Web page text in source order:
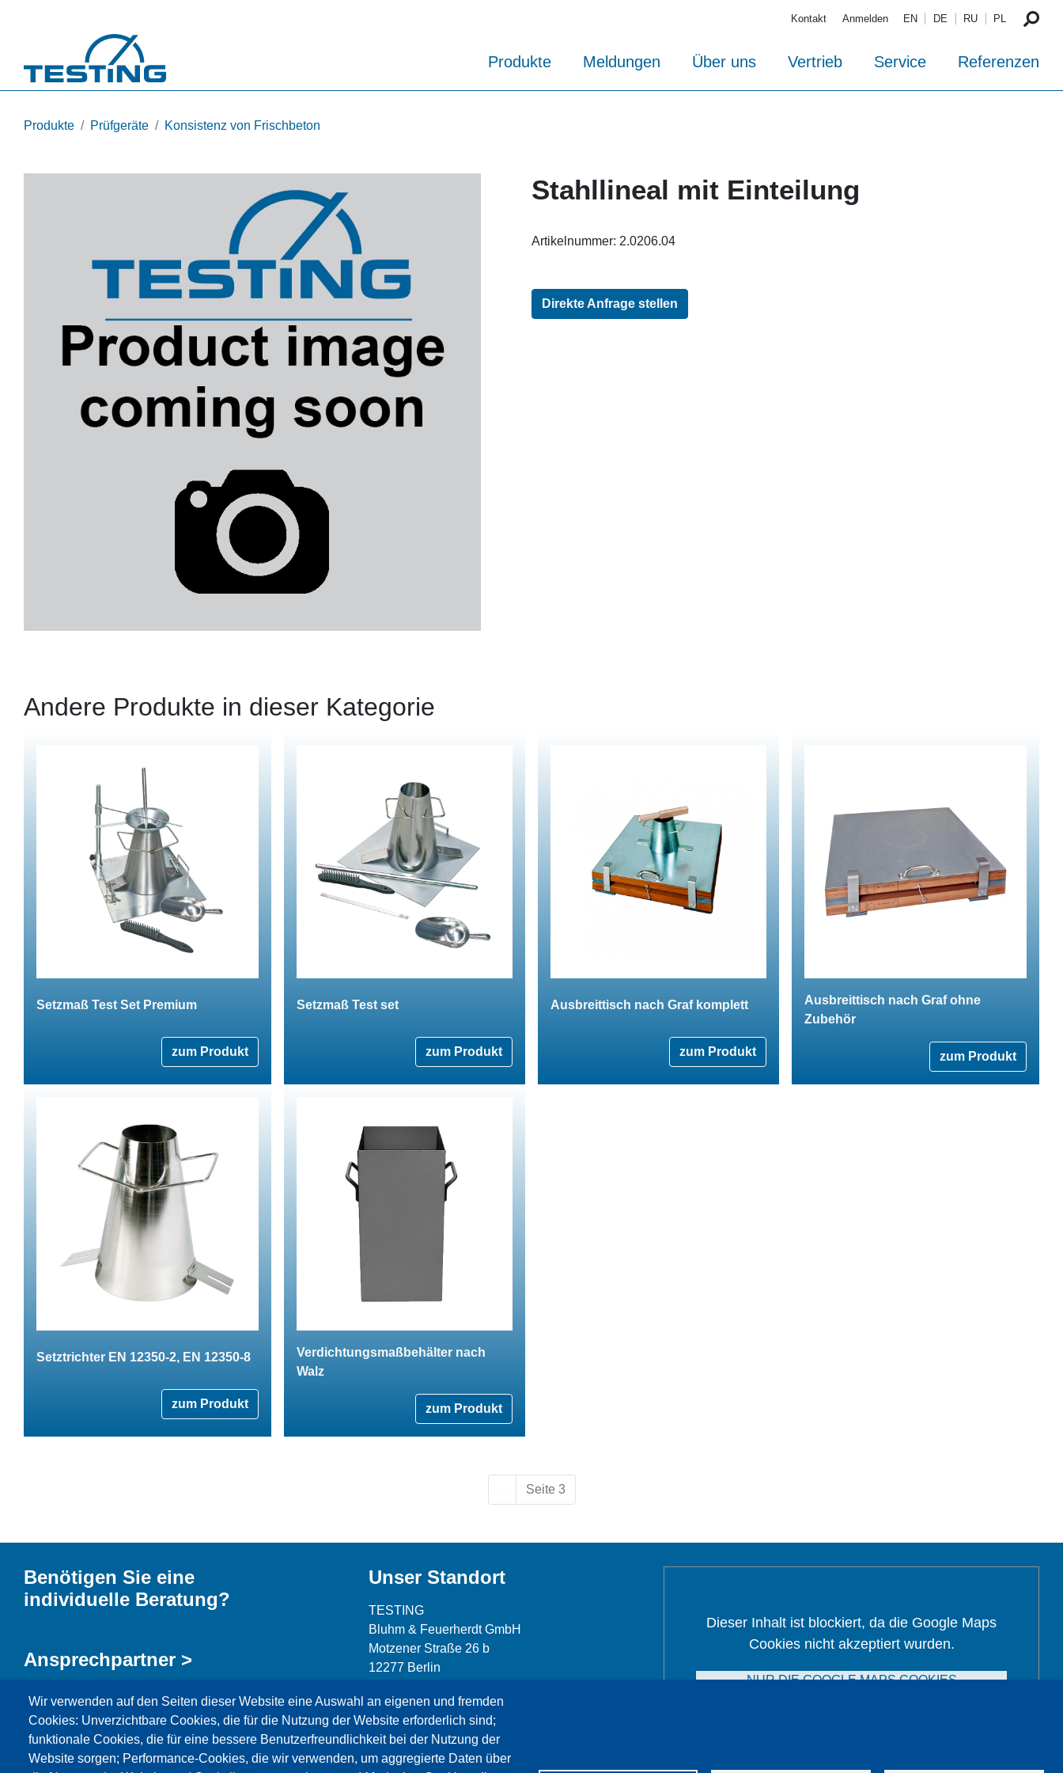
Kontakt Anmelden EN DE RU PL
Produkte Meldungen Über uns Vertrieb Service Referenzen
Produkte Prüfgeräte Konsistenz von Frischbeton
Stahllineal mit Einteilung
Artikelnummer: 2.0206.04
Direkte Anfrage stellen
Andere Produkte in dieser Kategorie
Setzmaß Test Set Premium
zum Produkt
Setzmaß Test set
zum Produkt
Ausbreittisch nach Graf komplett
zum Produkt
Ausbreittisch nach Graf ohne
Zubehör
zum Produkt
Setztrichter EN 12350-2, EN 12350-8
zum Produkt
Verdichtungsmaßbehälter nach
Walz
zum Produkt
Vorherige Seite
Seite 3
Wir verwenden auf den Seiten dieser Website eine Auswahl an eigenen und fremden
Cookies: Unverzichtbare Cookies, die für die Nutzung der Website erforderlich sind;
funktionale Cookies, die für eine bessere Benutzerfreundlichkeit bei der Nutzung der
Website sorgen; Performance-Cookies, die wir verwenden, um aggregierte Daten über
Benötigen Sie eine
individuelle Beratung?
Ansprechpartner >
Kontaktformular >
Unser Standort
TESTING
Bluhm & Feuerherdt GmbH
Motzener Straße 26 b
12277 Berlin
Telefax: +49 30 7109645-98
info@testing.de
Dieser Inhalt ist blockiert, da die Google Maps
Cookies nicht akzeptiert wurden.
NUR DIE GOOGLE MAPS COOKIES